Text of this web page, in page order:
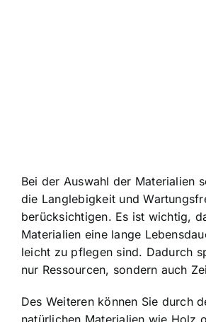
Bei der Auswahl der Materialien
die Langlebigkeit und
berücksichtigen. Es ist wichtig,
Materialien eine lange
leicht zu pflegen sind. Dadurch
nur Ressourcen, sondern auch
Des Weiteren können Sie durch
natürlichen Materialien wie Holz